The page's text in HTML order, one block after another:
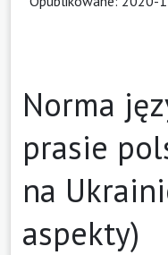
Norma
prasie
na
aspekty)